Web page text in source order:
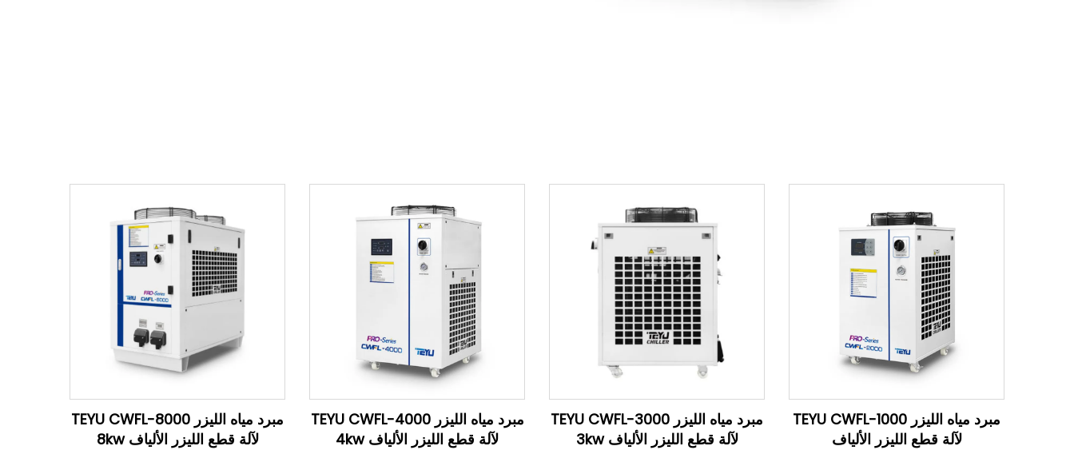
مبرد مياه الليزر TEYU CWFL-1000
لآلة قطع الليزر الألياف
مبرد مياه الليزر TEYU CWFL-3000
لآلة قطع الليزر الألياف 3kw
مبرد مياه الليزر TEYU CWFL-4000
لآلة قطع الليزر الألياف 4kw
مبرد مياه الليزر TEYU CWFL-8000
لآلة قطع الليزر الألياف 8kw